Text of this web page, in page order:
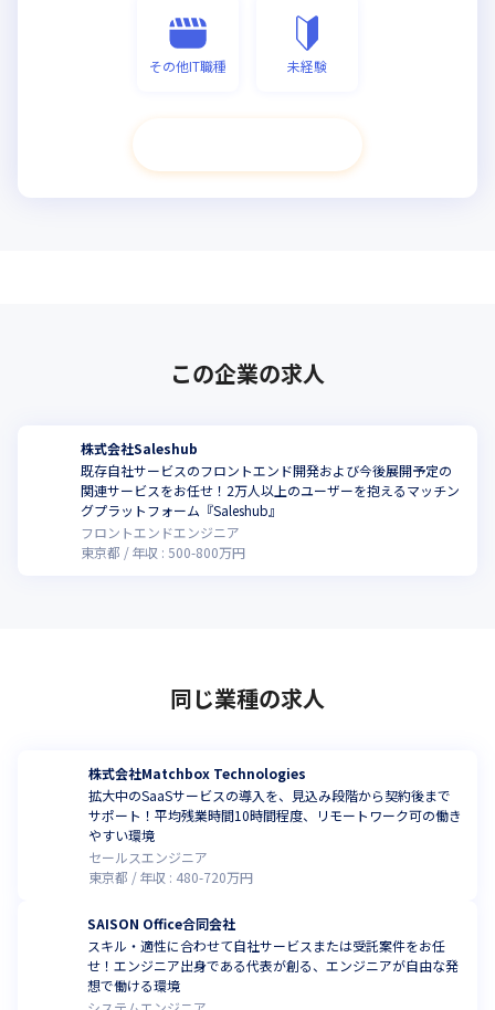
その他IT職種 未経験
この企業の求人
株式会社Saleshub
既存自社サービスのフロントエンド開発および今後展開予定の
関連サービスをお任せ！2万人以上のユーザーを抱えるマッチン
グプラットフォーム『Saleshub』
フロントエンドエンジニア
東京都
年収 : 500-800万円
同じ業種の求人
株式会社Matchbox Technologies
拡大中のSaaSサービスの導入を、見込み段階から契約後まで
サポート！平均残業時間10時間程度、リモートワーク可の働き
やすい環境
セールスエンジニア
東京都
年収 : 480-720万円
SAISON Office合同会社
スキル・適性に合わせて自社サービスまたは受託案件をお任
せ！エンジニア出身である代表が創る、エンジニアが自由な発
想で働ける環境